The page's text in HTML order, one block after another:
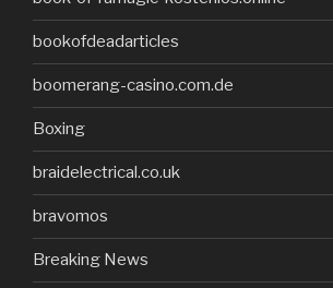
bookofdeadarticles
boomerang-casino.com.de
Boxing
braidelectrical.co.uk
bravomos
Breaking News